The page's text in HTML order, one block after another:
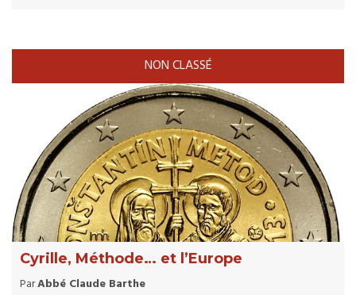
NON CLASSÉ
Cyrille, Méthode… et l’Europe
ParAbbé Claude Barthe